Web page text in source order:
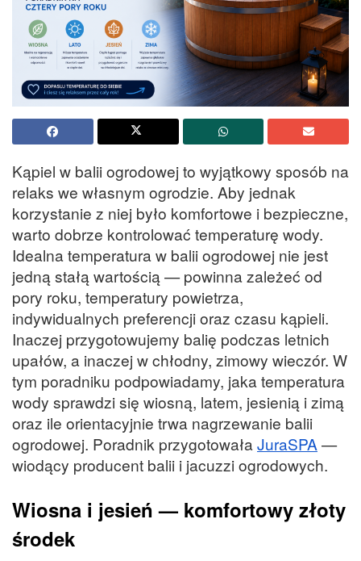
Kąpiel w balii ogrodowej to wyjątkowy sposób na
relaks we własnym ogrodzie. Aby jednak
korzystanie z niej było komfortowe i bezpieczne,
warto dobrze kontrolować temperaturę wody.
Idealna temperatura w balii ogrodowej nie jest
jedną stałą wartością — powinna zależeć od
pory roku, temperatury powietrza,
indywidualnych preferencji oraz czasu kąpieli.
Inaczej przygotowujemy balię podczas letnich
upałów, a inaczej w chłodny, zimowy wieczór. W
tym poradniku podpowiadamy, jaka temperatura
wody sprawdzi się wiosną, latem, jesienią i zimą
oraz ile orientacyjnie trwa nagrzewanie balii
ogrodowej. Poradnik przygotowałaJuraSPA —
wiodący producent balii i jacuzzi ogrodowych.
Wiosna i jesień — komfortowy złoty
środek